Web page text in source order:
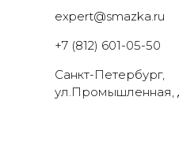
expert@smazka.ru
+7 (812) 601-05-50
Санкт-Петербург,
ул.Промышленная,